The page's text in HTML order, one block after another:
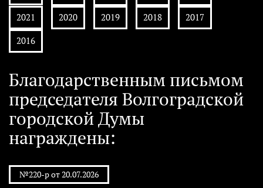
2021
2020 2019 2018
2017
2016
Благодарственным письмом
председателя Волгоградской
городской Думы
награждены:
№220-р от 20.07.2026